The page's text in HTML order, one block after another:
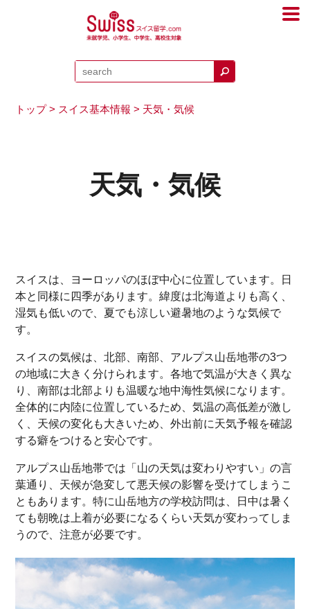
トップ> スイス基本情報 > 天気・気候
天気・気候
スイスは、ヨーロッパのほぼ中心に位置しています。日
本と同様に四季があります。緯度は北海道よりも高く、
湿気も低いので、夏でも涼しい避暑地のような気候で
す。
スイスの気候は、北部、南部、アルプス山岳地帯の3つ
の地域に大きく分けられます。各地で気温が大きく異な
り、南部は北部よりも温暖な地中海性気候になります。
全体的に内陸に位置しているため、気温の高低差が激し
く、天候の変化も大きいため、外出前に天気予報を確認
する癖をつけると安心です。
アルプス山岳地帯では「山の天気は変わりやすい」の言
葉通り、天候が急変して悪天候の影響を受けてしまうこ
ともあります。特に山岳地方の学校訪問は、日中は暑く
ても朝晩は上着が必要になるくらい天気が変わってしま
うので、注意が必要です。